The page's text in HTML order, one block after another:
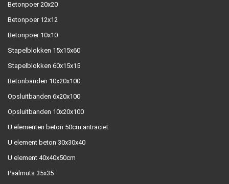
Betonpoer 20x20
Betonpoer 12x12
Betonpoer 10x10
Stapelblokken 15x15x60
Stapelblokken 60x15x15
Betonbanden 10x20x100
Opsluitbanden 6x20x100
Opsluitbanden 10x20x100
U elementen beton 50cm antraciet
U element beton 30x30x40
U element 40x40x50cm
Paalmuts 35x35